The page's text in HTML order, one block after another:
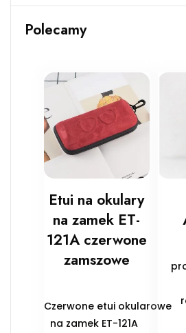
Polecamy
Etui na okulary
na zamek ET-
121A czerwone
zamszowe
Czerwone etui okularowe
na zamek ET-121A